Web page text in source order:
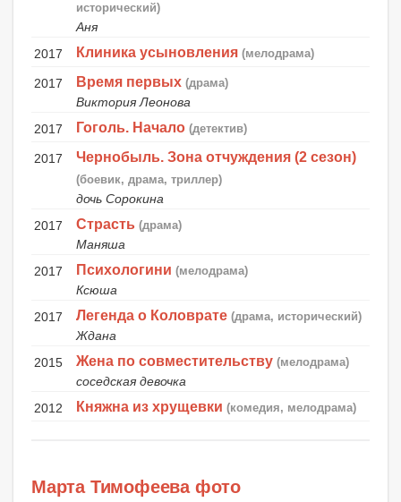
исторический)
Аня
2017
Клиника усыновления (мелодрама)
2017 Время первых (драма)
Виктория Леонова
2017
Гоголь. Начало (детектив)
2017 Чернобыль. Зона отчуждения (2 сезон)
(боевик, драма, триллер)
дочь Сорокина
2017
Страсть (драма)
Маняша
2017
Психологини (мелодрама)
Ксюша
2017
Легенда о Коловрате (драма, исторический)
Ждана
2015
Жена по совместительству (мелодрама)
соседская девочка
2012
Княжна из хрущевки (комедия, мелодрама)
Марта Тимофеева фото